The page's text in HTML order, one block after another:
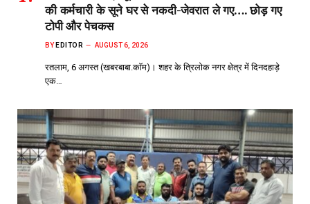
की कर्मचारी के सूने घर से नकदी-जेवरात ले गए…. छोड़ गए
टोपी और पेचकस
BY EDITOR AUGUST 6, 2026
रतलाम, 6 अगस्त (खबरबाबा.कॉम)। शहर के त्रिलोक नगर क्षेत्र में दिनदहाड़े
एक…